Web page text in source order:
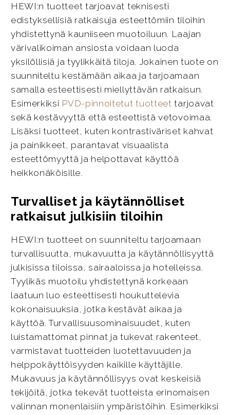
HEWI:n tuotteet tarjoavat teknisesti
edistyksellisiä ratkaisuja esteettömiin tiloihin
yhdistettynä kauniiseen muotoiluun. Laajan
värivalikoiman ansiosta voidaan luoda
yksilöllisiä ja tyylikkäitä tiloja. Jokainen tuote on
suunniteltu kestämään aikaa ja tarjoamaan
samalla esteettisesti miellyttävän ratkaisun.
Esimerkiksi PVD-pinnoitetut tuotteet tarjoavat
sekä kestävyyttä että esteettistä vetovoimaa.
Lisäksi tuotteet, kuten kontrastiväriset kahvat
ja painikkeet, parantavat visuaalista
esteettömyyttä ja helpottavat käyttöä
heikkonäköisille.
Turvalliset ja käytännölliset
ratkaisut julkisiin tiloihin
HEWI:n tuotteet on suunniteltu tarjoamaan
turvallisuutta, mukavuutta ja käytännöllisyyttä
julkisissa tiloissa, sairaaloissa ja hotelleissa.
Tyylikäs muotoilu yhdistettynä korkeaan
laatuun luo esteettisesti houkuttelevia
kokonaisuuksia, jotka kestävät aikaa ja
käyttöä. Turvallisuusominaisuudet, kuten
luistamattomat pinnat ja tukevat rakenteet,
varmistavat tuotteiden luotettavuuden ja
helppokäyttöisyyden kaikille käyttäjille.
Mukavuus ja käytännöllisyys ovat keskeisiä
tekijöitä, jotka tekevät tuotteista erinomaisen
valinnan monenlaisiin ympäristöihin. Esimerkiksi